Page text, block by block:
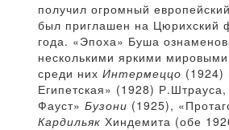
получил огромный
был приглашен на Цюрихский
года. «Эпоха» Буша
несколькими яркими
среди них Интермеццо (1924)
Египетская» (1928) Р.Штрауса,
Фауст» Бузони (1925),
Кардильяк Хиндемита (обе